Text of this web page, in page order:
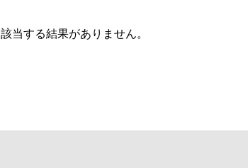
該当する結果がありません。